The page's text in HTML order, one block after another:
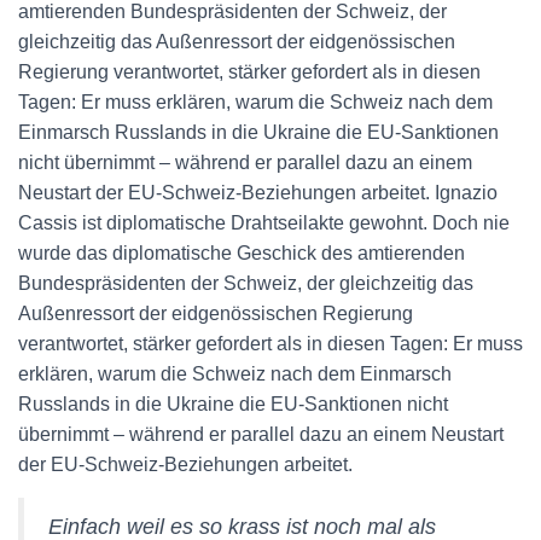
amtierenden Bundespräsidenten der Schweiz, der
gleichzeitig das Außenressort der eidgenössischen
Regierung verantwortet, stärker gefordert als in diesen
Tagen: Er muss erklären, warum die Schweiz nach dem
Einmarsch Russlands in die Ukraine die EU-Sanktionen
nicht übernimmt – während er parallel dazu an einem
Neustart der EU-Schweiz-Beziehungen arbeitet. Ignazio
Cassis ist diplomatische Drahtseilakte gewohnt. Doch nie
wurde das diplomatische Geschick des amtierenden
Bundespräsidenten der Schweiz, der gleichzeitig das
Außenressort der eidgenössischen Regierung
verantwortet, stärker gefordert als in diesen Tagen: Er muss
erklären, warum die Schweiz nach dem Einmarsch
Russlands in die Ukraine die EU-Sanktionen nicht
übernimmt – während er parallel dazu an einem Neustart
der EU-Schweiz-Beziehungen arbeitet.
Einfach weil es so krass ist noch mal als